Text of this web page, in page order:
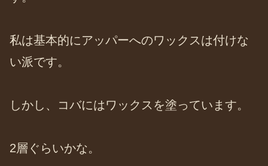
私は基本的にアッパーへのワックスは付けな
い派です。
しかし、コバにはワックスを塗っています。
2層ぐらいかな。